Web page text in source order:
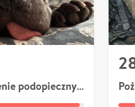
Badania i leczenie podopiecznych